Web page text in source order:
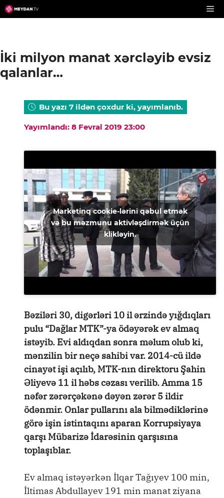
Skip
to
İki milyon manat xərcləyib evsiz
qalanlar…
Bu yazı 7 ildən çoxdur ki, yayımlanıb.
Yayımlandı: 8 Fevral 2019 23:00
Marketinq cookie-lərini qəbul etmək
və bu məzmunu aktivləşdirmək üçün
klikləyin.
Bəziləri 30, digərləri 10 il ərzində yığdıqları
pulu “Dağlar MTK”-ya ödəyərək ev almaq
istəyib. Evi aldıqdan sonra məlum olub ki,
mənzilin bir neçə sahibi var. 2014-cü ildə
cinayət işi açılıb, MTK-nın direktoru Şahin
Əliyevə 11 il həbs cəzası verilib. Amma 15
nəfər zərərçəkənə dəyən zərər 5 ildir
ödənmir. Onlar pullarını ala bilmədiklərinə
görə işin istintaqını aparan Korrupsiyaya
qarşı Mübarizə İdarəsinin qarşısına
toplaşıblar.
Ev almaq istəyərkən İlqar Tağıyev 100 min,
İltimas Abdullayev 191 min manat ziyana